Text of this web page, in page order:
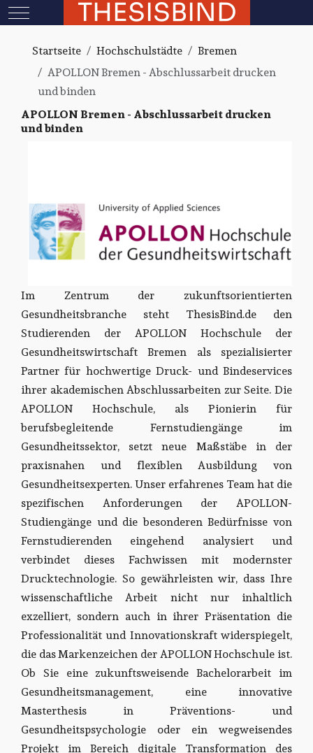
Mobile Menu ToggleTHESISBIND
Startseite Hochschulstädte
Bremen
APOLLON Bremen - Abschlussarbeit drucken
und binden
APOLLON Bremen - Abschlussarbeit drucken
und binden
Im Zentrum der zukunftsorientierten
Gesundheitsbranche steht ThesisBind.de den
Studierenden der APOLLON Hochschule der
Gesundheitswirtschaft Bremen als spezialisierter
Partner für hochwertige Druck- und Bindeservices
ihrer akademischen Abschlussarbeiten zur Seite. Die
APOLLON Hochschule, als Pionierin für
berufsbegleitende Fernstudiengänge im
Gesundheitssektor, setzt neue Maßstäbe in der
praxisnahen und flexiblen Ausbildung von
Gesundheitsexperten. Unser erfahrenes Team hat die
spezifischen Anforderungen der APOLLON-
Studiengänge und die besonderen Bedürfnisse von
Fernstudierenden eingehend analysiert und
verbindet dieses Fachwissen mit modernster
Drucktechnologie. So gewährleisten wir, dass Ihre
wissenschaftliche Arbeit nicht nur inhaltlich
exzelliert, sondern auch in ihrer Präsentation die
Professionalität und Innovationskraft widerspiegelt,
die das Markenzeichen der APOLLON Hochschule ist.
Ob Sie eine zukunftsweisende Bachelorarbeit im
Gesundheitsmanagement, eine innovative
Masterthesis in Präventions- und
Gesundheitspsychologie oder ein wegweisendes
Projekt im Bereich digitale Transformation des